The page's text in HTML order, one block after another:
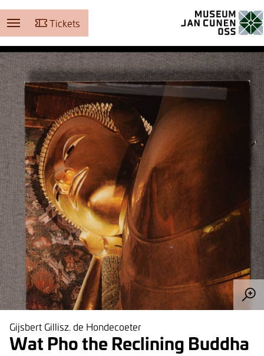
Tickets
Gijsbert Gillisz. de Hondecoeter
Wat Pho the Reclining Buddha